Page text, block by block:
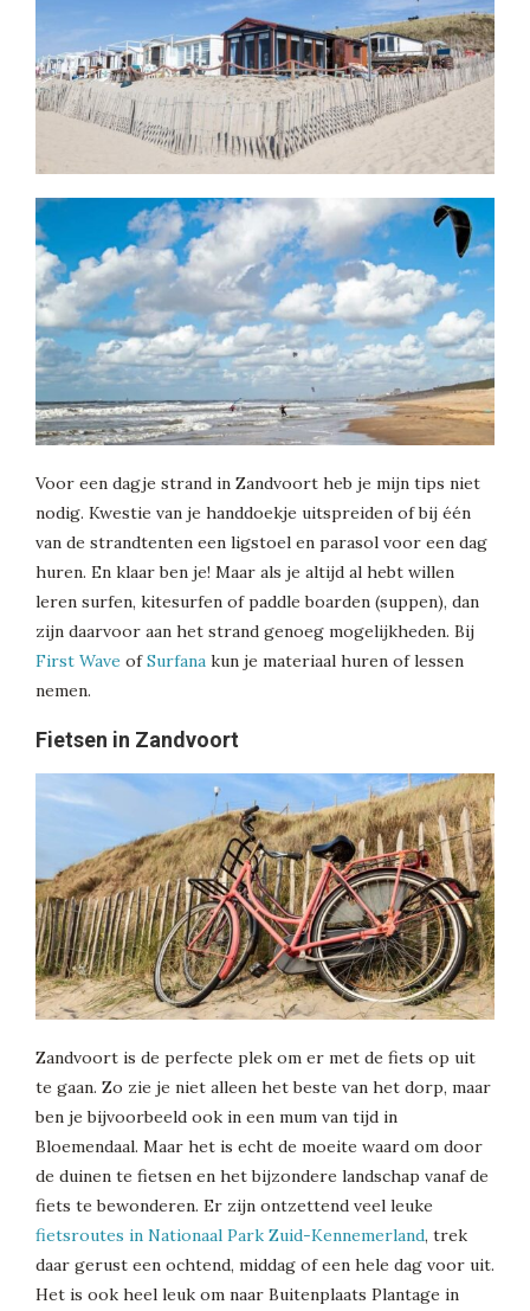
Voor een dagje strand in Zandvoort heb je mijn tips niet
nodig. Kwestie van je handdoekje uitspreiden of bij één
van de strandtenten een ligstoel en parasol voor een dag
huren. En klaar ben je! Maar als je altijd al hebt willen
leren surfen, kitesurfen of paddle boarden (suppen), dan
zijn daarvoor aan het strand genoeg mogelijkheden. Bij
First Wave ofSurfana kun je materiaal huren of lessen
nemen.
Fietsen in Zandvoort
Zandvoort is de perfecte plek om er met de fiets op uit
te gaan. Zo zie je niet alleen het beste van het dorp, maar
ben je bijvoorbeeld ook in een mum van tijd in
Bloemendaal. Maar het is echt de moeite waard om door
de duinen te fietsen en het bijzondere landschap vanaf de
fiets te bewonderen. Er zijn ontzettend veel leuke
fietsroutes in Nationaal Park Zuid-Kennemerland, trek
daar gerust een ochtend, middag of een hele dag voor uit.
Het is ook heel leuk om naar Buitenplaats Plantage in